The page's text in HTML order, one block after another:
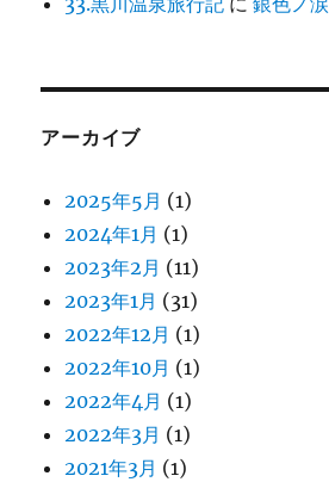
アーカイブ
2025年5月 (1)
2024年1月 (1)
2023年2月 (11)
2023年1月 (31)
2022年12月 (1)
2022年10月 (1)
2022年4月 (1)
2022年3月 (1)
2021年3月 (1)